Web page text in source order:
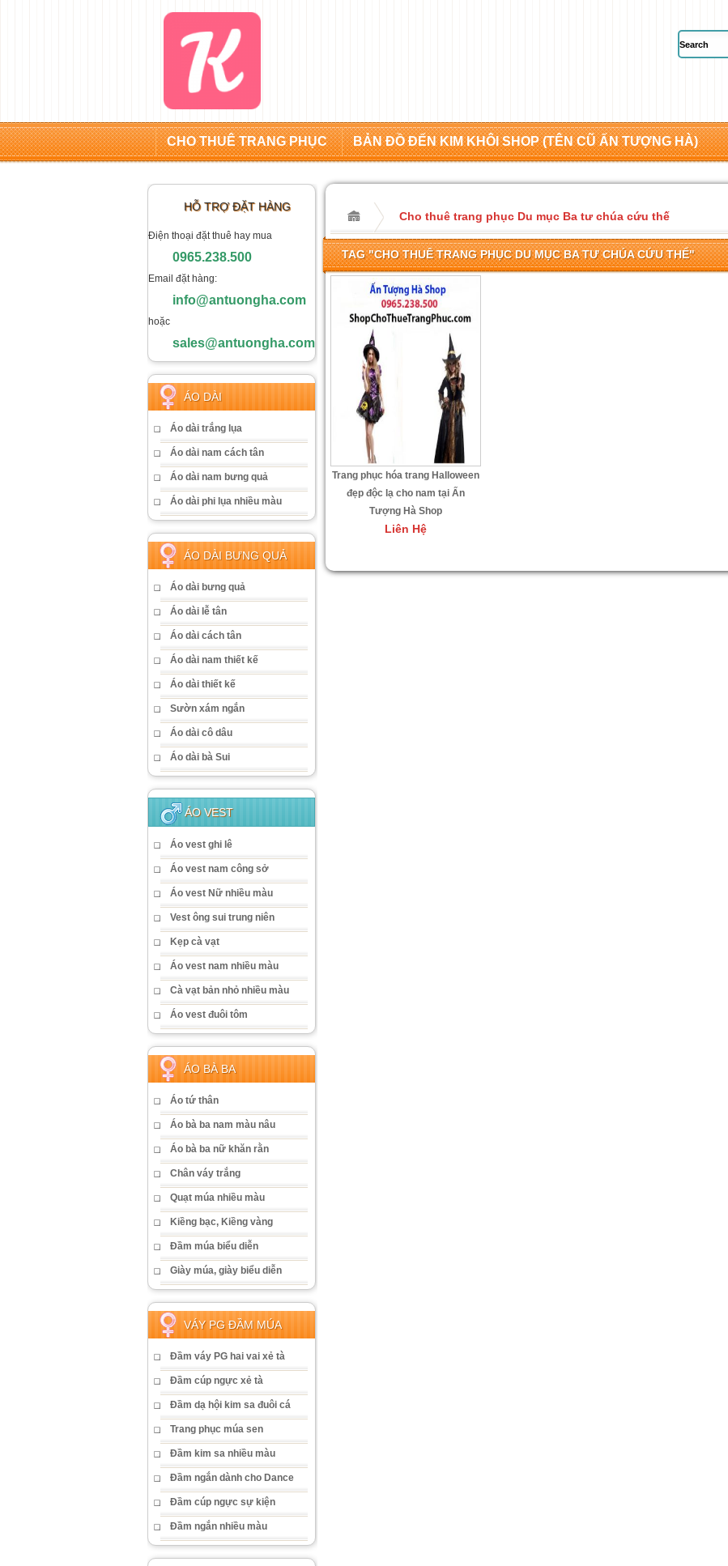
CHO THUÊ TRANG PHỤC BẢN ĐỒ ĐẾN KIM KHÔI SHOP (TÊN CŨ ẤN TƯỢNG HÀ)
HỖ TRỢ ĐẶT HÀNG
Điện thoại đặt thuê hay mua
0965.238.500
Email đặt hàng:
info@antuongha.com
hoặc
sales@antuongha.com
ÁO DÀI
Áo dài trắng lụa
Áo dài nam cách tân
Áo dài nam bưng quả
Áo dài phi lụa nhiều màu
ÁO DÀI BƯNG QUẢ
Áo dài bưng quả
Áo dài lễ tân
Áo dài cách tân
Áo dài nam thiết kế
Áo dài thiết kế
Sườn xám ngắn
Áo dài cô dâu
Áo dài bà Sui
ÁO VEST
Áo vest ghi lê
Áo vest nam công sở
Áo vest Nữ nhiều màu
Vest ông sui trung niên
Kẹp cà vạt
Áo vest nam nhiều màu
Cà vạt bản nhỏ nhiều màu
Áo vest đuôi tôm
ÁO BÀ BA
Áo tứ thân
Áo bà ba nam màu nâu
Áo bà ba nữ khăn rằn
Chân váy trắng
Quạt múa nhiều màu
Kiềng bạc, Kiềng vàng
Đầm múa biểu diễn
Giày múa, giày biểu diễn
VÁY PG ĐẦM MÚA
Đầm váy PG hai vai xẻ tà
Đầm cúp ngực xẻ tà
Đầm dạ hội kim sa đuôi cá
Trang phục múa sen
Đầm kim sa nhiều màu
Đầm ngắn dành cho Dance
Đầm cúp ngực sự kiện
Đầm ngắn nhiều màu
Cho thuê trang phục Du mục Ba tư chúa cứu thế
TAG "CHO THUÊ TRANG PHỤC DU MỤC BA TƯ CHÚA CỨU THẾ"
Trang phục hóa trang Halloween
đẹp độc lạ cho nam tại Ấn
Tượng Hà Shop
Liên Hệ